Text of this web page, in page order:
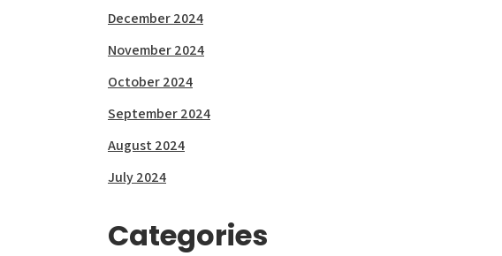
December 2024
November 2024
October 2024
September 2024
August 2024
July 2024
Categories